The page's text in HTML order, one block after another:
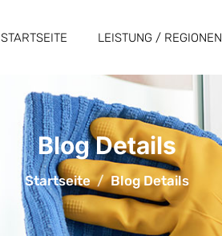
STARTSEITE LEISTUNG / REGIONEN
Blog Details
Startseite Blog Details